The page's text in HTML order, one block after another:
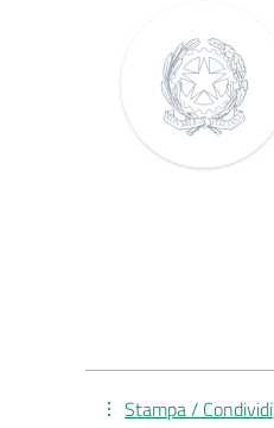
Stampa / Condividi